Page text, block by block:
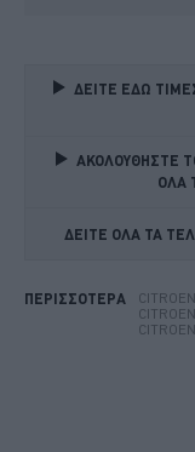
ΔΕΙΤΕ ΕΔΩ
ΑΚΟΛΟΥΘΗΣΤΕ
ΟΛΑ
ΔΕΙΤΕ ΟΛΑ ΤΑ
ΠΕΡΙΣΣΟΤΕΡΑ